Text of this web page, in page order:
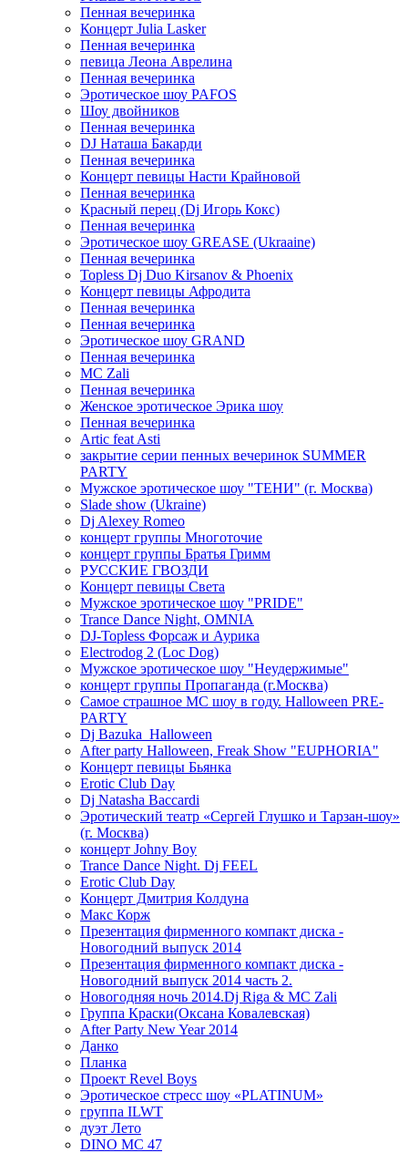
Пенная вечеринка
Концерт Julia Lasker
Пенная вечеринка
певица Леона Аврелина
Пенная вечеринка
Эротическое шоу PAFOS
Шоу двойников
Пенная вечеринка
DJ Наташа Бакарди
Пенная вечеринка
Концерт певицы Насти Крайновой
Пенная вечеринка
Красный перец (Dj Игорь Кокс)
Пенная вечеринка
Эротическое шоу GREASE (Ukraaine)
Пенная вечеринка
Topless Dj Duo Kirsanov & Phoenix
Концерт певицы Афродита
Пенная вечеринка
Пенная вечеринка
Эротическое шоу GRAND
Пенная вечеринка
MC Zali
Пенная вечеринка
Женское эротическое Эрика шоу
Пенная вечеринка
Artic feat Asti
закрытие серии пенных вечеринок SUMMER
PARTY
Мужское эротическое шоу "ТЕНИ" (г. Москва)
Slade show (Ukraine)
Dj Alexey Romeo
концерт группы Многоточие
концерт группы Братья Гримм
РУССКИЕ ГВОЗДИ
Концерт певицы Света
Мужское эротическое шоу "PRIDE"
Trance Dance Night, OMNIA
DJ-Topless Форсаж и Аурика
Electrodog 2 (Loc Dog)
Мужское эротическое шоу "Неудержимые"
концерт группы Пропаганда (г.Москва)
Самое страшное МС шоу в году. Halloween PRE-
PARTY
Dj Bazuka_Halloween
After party Halloween, Freak Show "EUPHORIA"
Концерт певицы Бьянка
Erotic Club Day
Dj Natasha Baccardi
Эротический театр «Сергей Глушко и Тарзан-шоу»
(г. Москва)
концерт Johny Boy
Trance Dance Night. Dj FEEL
Erotic Club Day
Концерт Дмитрия Колдуна
Макс Корж
Презентация фирменного компакт диска -
Новогодний выпуск 2014
Презентация фирменного компакт диска -
Новогодний выпуск 2014 часть 2.
Новогодняя ночь 2014.Dj Riga & MC Zali
Группа Краски(Оксана Ковалевская)
After Party New Year 2014
Данко
Планка
Проект Revel Boys
Эротическое стресс шоу «PLATINUM»
группа ILWT
дуэт Лето
DINO MC 47